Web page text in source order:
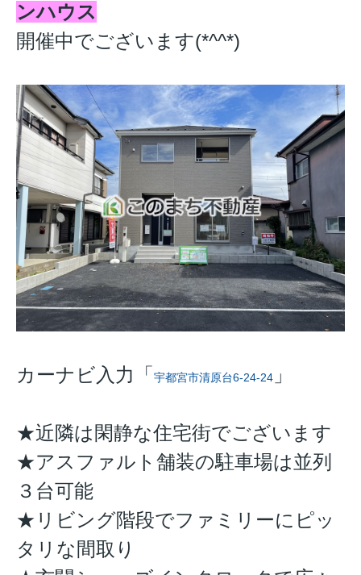
ンハウス
開催中でございます(*^^*)
カーナビ入力「 宇都宮市清原台6-24-24 」
★近隣は閑静な住宅街でございます
★アスファルト舗装の駐車場は並列
３台可能
★リビング階段でファミリーにピッ
タリな間取り